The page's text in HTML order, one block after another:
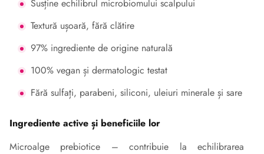
Susține echilibrul microbiomului scalpului
Textură ușoară, fără clătire
97% ingrediente de origine naturală
100% vegan și dermatologic testat
Fără sulfați, parabeni, siliconi, uleiuri minerale și sare
Ingrediente active și beneficiile lor
Microalge prebiotice – contribuie la echilibrarea